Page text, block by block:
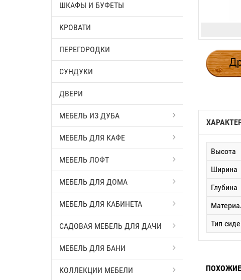
ШКАФЫ И БУФЕТЫ
КРОВАТИ
ПЕРЕГОРОДКИ
СУНДУКИ
ДВЕРИ
МЕБЕЛЬ ИЗ ДУБА
МЕБЕЛЬ ДЛЯ КАФЕ
МЕБЕЛЬ ЛОФТ
МЕБЕЛЬ ДЛЯ ДОМА
МЕБЕЛЬ ДЛЯ КАБИНЕТА
САДОВАЯ МЕБЕЛЬ ДЛЯ ДАЧИ
МЕБЕЛЬ ДЛЯ БАНИ
КОЛЛЕКЦИИ МЕБЕЛИ
Высота
Ширина
Глубина
Тип